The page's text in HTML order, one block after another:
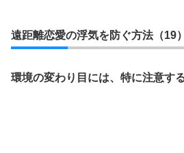
遠距離恋愛の浮気を防ぐ方法（19）
環境の変わり目には、特に注意する